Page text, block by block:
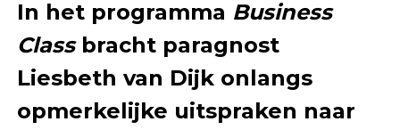
In het programma Business
Classbracht paragnost
Liesbeth van Dijk onlangs
opmerkelijke uitspraken naar